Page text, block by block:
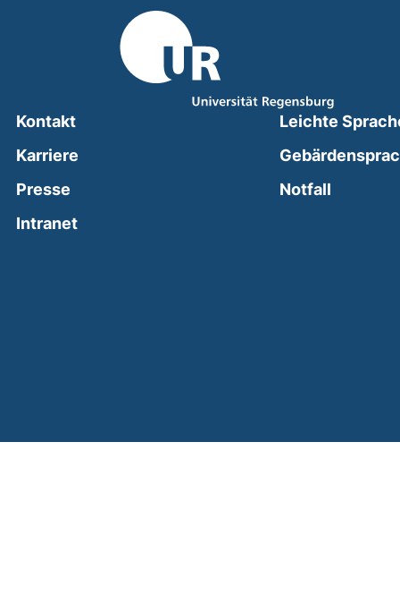
Kontakt
Karriere
Presse
Intranet(external link, opens in a new window)
Leichte
Notfall